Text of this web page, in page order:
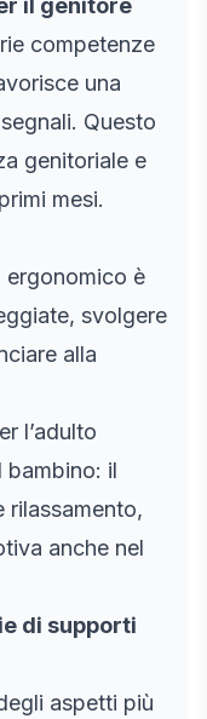
il genitore
competenze
una
Questo
genitoriale e
mesi.
ergonomico è
svolgere
alla
l’adulto
bambino: il
rilassamento,
anche nel
di supporti
aspetti più